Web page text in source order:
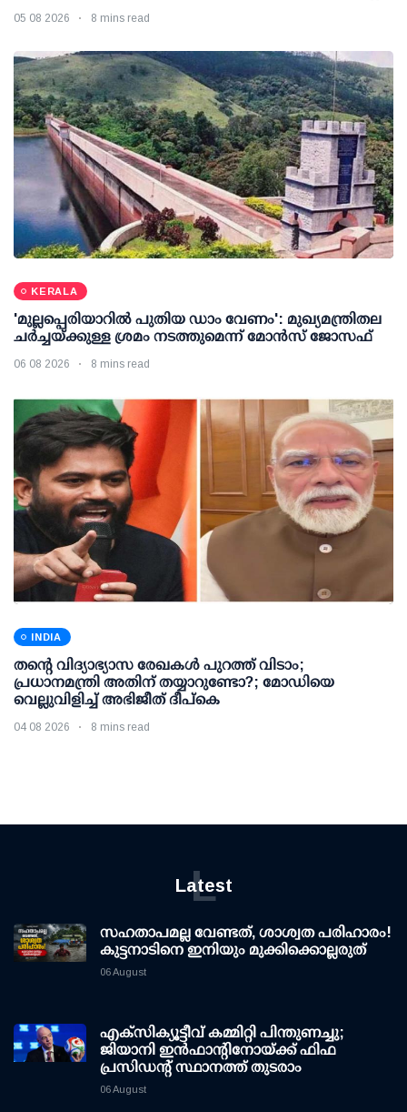
05 08 2026 8 mins read
KERALA
'മുല്ലപ്പെരിയാറില്‍ പുതിയ ഡാം വേണം': മുഖ്യമന്ത്രിതല
ചര്‍ച്ചയ്ക്കുള്ള ശ്രമം നടത്തുമെന്ന് മോന്‍സ് ജോസഫ്
06 08 2026 8 mins read
INDIA
തന്റെ വിദ്യാഭ്യാസ രേഖകള്‍ പുറത്ത് വിടാം;
പ്രധാനമന്ത്രി അതിന് തയ്യാറുണ്ടോ?; മോഡിയെ
വെല്ലുവിളിച്ച് അഭിജീത് ദീപ്കെ
04 08 2026 8 mins read
Latest
L
സഹതാപമല്ല വേണ്ടത്, ശാശ്വത പരിഹാരം!
കുട്ടനാടിനെ ഇനിയും മുക്കിക്കൊല്ലരുത്
06 August
എക്സിക്യൂട്ടീവ് കമ്മിറ്റി പിന്തുണച്ചു;
ജിയാനി ഇന്‍ഫാന്റിനോയ്ക്ക് ഫിഫ
പ്രസിഡന്റ് സ്ഥാനത്ത് തുടരാം
06 August